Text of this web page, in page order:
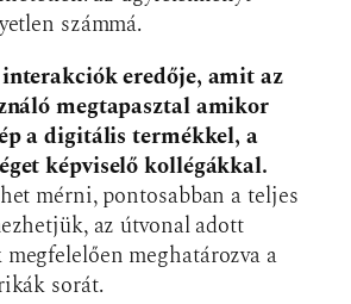
számmá.
eredője, amit az
megtapasztal amikor
a digitális termékkel, a
képviselő kollégákkal.
mérni, pontosabban a teljes
az útvonal adott
meghatározva a
sorát.